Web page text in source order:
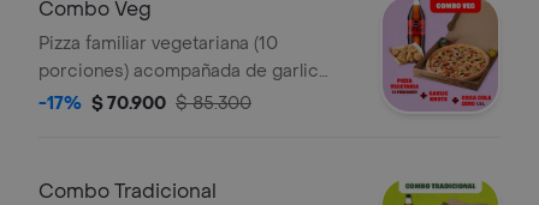
Combo Veg
Pizza familiar vegetariana (10
porciones) acompañada de garlic
knots y coca cola 1.5 litros. Incluye
-17% $ 70.900 $ 85.300
Combo Tradicional